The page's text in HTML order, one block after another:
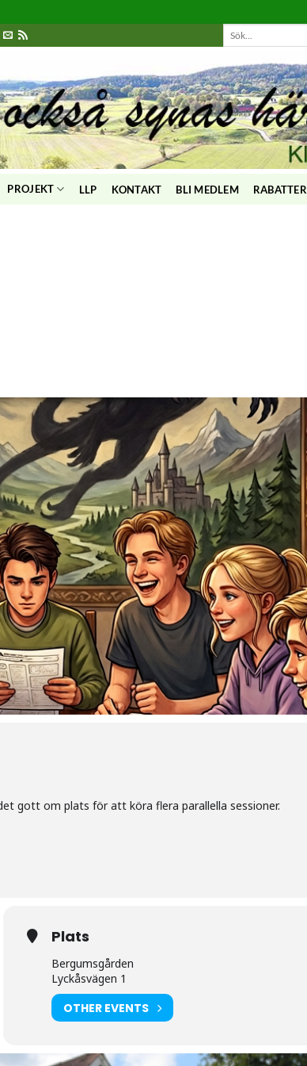
PROJEKT LLP KONTAKT BLI MEDLEM RABATTER
gott om plats för att köra flera parallella sessioner.
Plats
Bergumsgården
Lyckåsvägen 1
OTHER EVENTS